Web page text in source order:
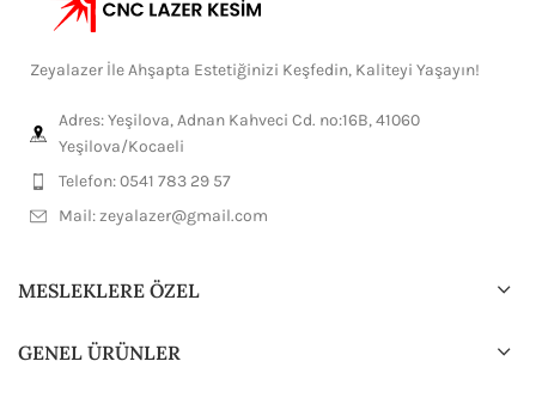
Zeyalazer İle Ahşapta Estetiğinizi Keşfedin, Kaliteyi Yaşayın!
Adres: Yeşilova, Adnan Kahveci Cd. no:16B, 41060
Yeşilova/Kocaeli
Telefon: 0541 783 29 57
Mail:zeyalazer@gmail.com
MESLEKLERE ÖZEL
GENEL ÜRÜNLER